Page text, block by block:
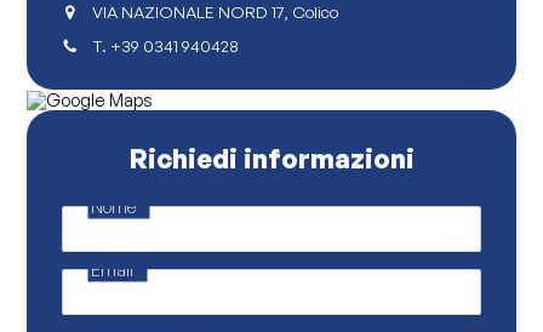
VIA NAZIONALE NORD 17, Colico
T. +39 0341 940428
Richiedi informazioni
Nome *
i
v
Email *